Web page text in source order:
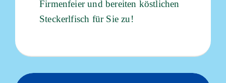
Firmenfeier und bereiten köstlichen
Steckerlfisch für Sie zu!